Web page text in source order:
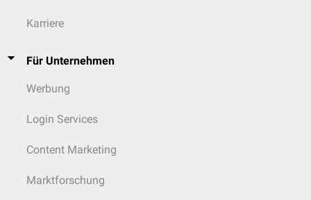
Karriere
Für Unternehmen
Werbung
Login Services
Content Marketing
Marktforschung